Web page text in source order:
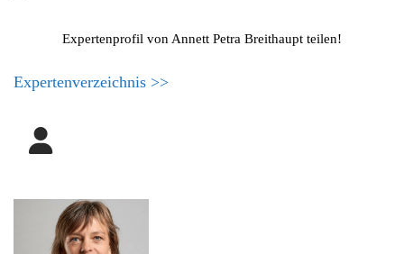
Expertenprofil von Annett Petra Breithaupt teilen!
Expertenverzeichnis >>